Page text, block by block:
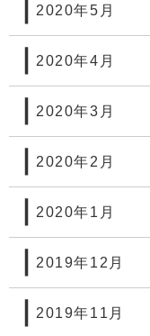
2020年5月
2020年4月
2020年3月
2020年2月
2020年1月
2019年12月
2019年11月